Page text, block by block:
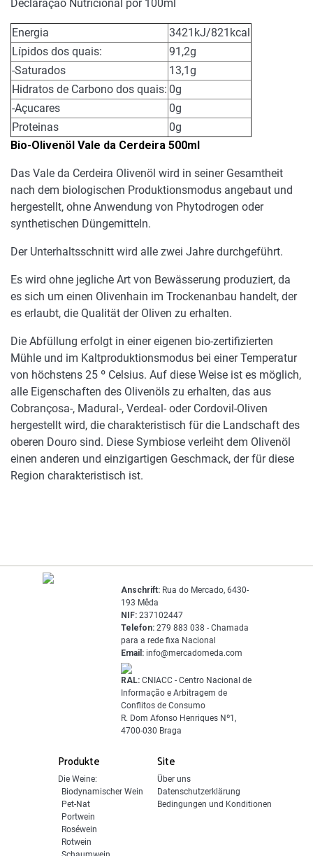
Declaração Nutricional por 100ml
Energia
3421kJ/821kcal
Lípidos dos quais:
91,2g
-Saturados
13,1g
Hidratos de Carbono dos quais: 0g
-Açucares
0g
Proteinas
0g
Bio-Olivenöl Vale da Cerdeira 500ml
Das Vale da Cerdeira Olivenöl wird in seiner Gesamtheit
nach dem biologischen Produktionsmodus angebaut und
hergestellt, ohne Anwendung von Phytodrogen oder
synthetischen Düngemitteln.
Der Unterhaltsschnitt wird alle zwei Jahre durchgeführt.
Es wird ohne jegliche Art von Bewässerung produziert, da
es sich um einen Olivenhain im Trockenanbau handelt, der
es erlaubt, die Qualität der Oliven zu erhalten.
Die Abfüllung erfolgt in einer eigenen bio-zertifizierten
Mühle und im Kaltproduktionsmodus bei einer Temperatur
von höchstens 25 º Celsius. Auf diese Weise ist es möglich,
alle Eigenschaften des Olivenöls zu erhalten, das aus
Cobrançosa-, Madural-, Verdeal- oder Cordovil-Oliven
hergestellt wird, die charakteristisch für die Landschaft des
oberen Douro sind. Diese Symbiose verleiht dem Olivenöl
einen anderen und einzigartigen Geschmack, der für diese
Region charakteristisch ist.
Produkte
Die Weine:
Biodynamischer Wein
Pet-Nat
Portwein
Roséwein
Rotwein
Site
Über uns
Datenschutzerklärung
Bedingungen und Konditionen
Anschrift: Rua do Mercado, 6430-
193 Mêda
NIF: 237102447
Telefon: 279 883 038 - Chamada
para a rede fixa Nacional
Email: info@mercadomeda.com
RAL: CNIACC - Centro Nacional de
Informação e Arbitragem de
Conflitos de Consumo
R. Dom Afonso Henriques Nº1,
4700-030 Braga